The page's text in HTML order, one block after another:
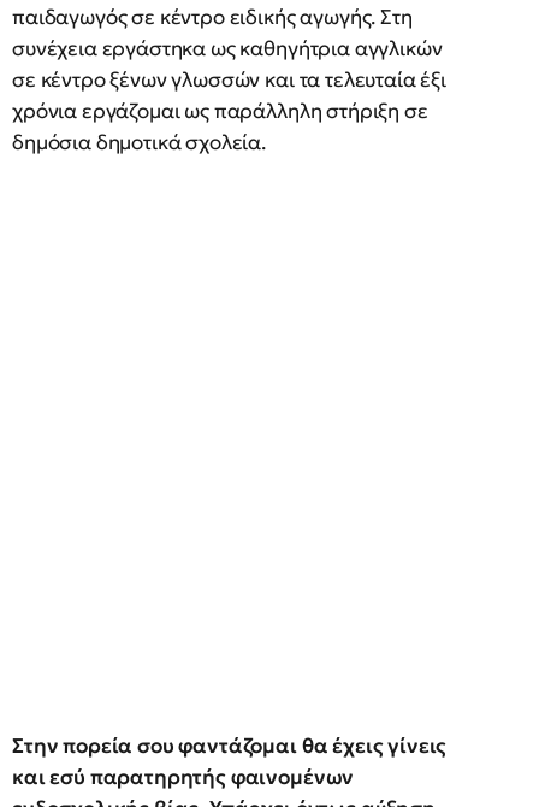
παιδαγωγός σε κέντρο ειδικής αγωγής. Στη
συνέχεια εργάστηκα ως καθηγήτρια αγγλικών
σε κέντρο ξένων γλωσσών και τα τελευταία έξι
χρόνια εργάζομαι ως παράλληλη στήριξη σε
δημόσια δημοτικά σχολεία.
Στην πορεία σου φαντάζομαι θα έχεις γίνεις
και εσύ παρατηρητής φαινομένων